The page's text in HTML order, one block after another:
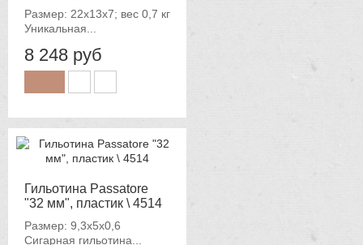
Размер: 22х13х7; вес 0,7 кг
Уникальная...
8 248 руб
Гильотина Passatore
"32 мм", пластик \ 4514
Размер: 9,3x5x0,6
Сигарная гильотина...